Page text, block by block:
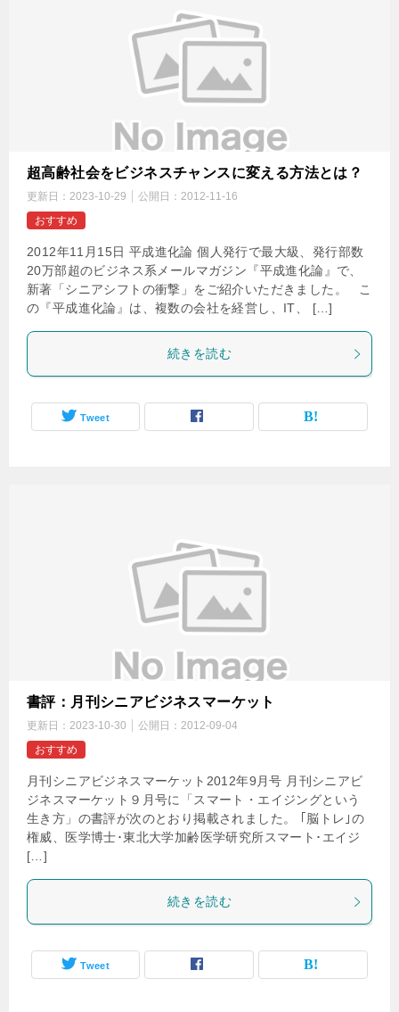
超高齢社会をビジネスチャンスに変える方法とは？
更新日： 2023-10-29 公開日： 2012-11-16
おすすめ
2012年11月15日 平成進化論 個人発行で最大級、発行部数
20万部超のビジネス系メールマガジン『平成進化論』で、
新著「シニアシフトの衝撃」をご紹介いただきました。 こ
の『平成進化論』は、複数の会社を経営し、IT、 […]
続きを読む
Tweet
書評：月刊シニアビジネスマーケット
更新日： 2023-10-30 公開日： 2012-09-04
おすすめ
月刊シニアビジネスマーケット2012年9月号 月刊シニアビ
ジネスマーケット９月号に「スマート・エイジングという
生き方」の書評が次のとおり掲載されました。 ｢脳トレ｣の
権威、医学博士･東北大学加齢医学研究所スマート･エイジ
[…]
続きを読む
Tweet